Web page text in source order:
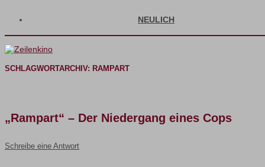
NEULICH
SCHLAGWORTARCHIV: RAMPART
„Rampart“ – Der Niedergang eines Cops
Schreibe eine Antwort